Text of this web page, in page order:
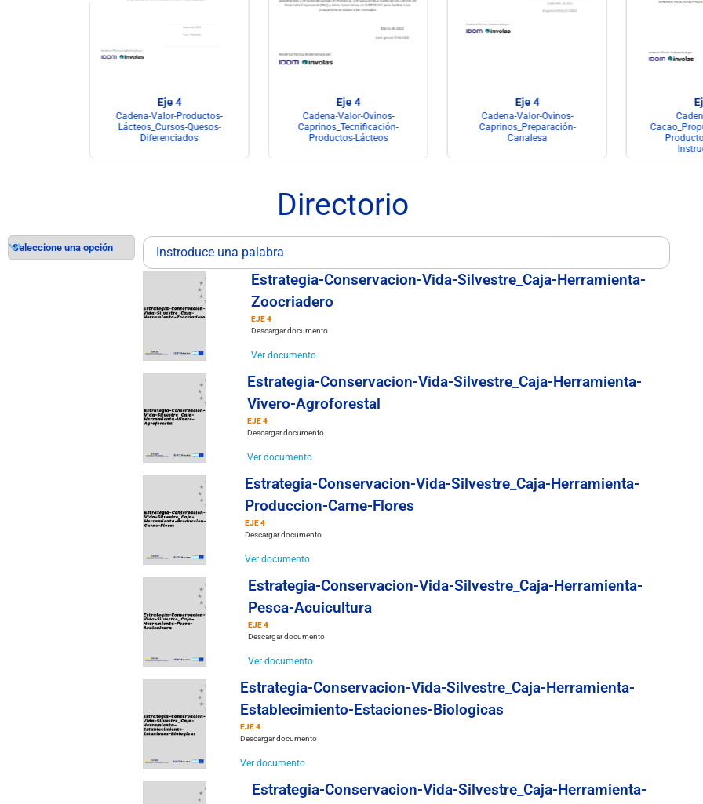
Eje 4
Cadena-Valor-Productos-
Lácteos_Cursos-Quesos-
Diferenciados
Eje 4
Cadena-Valor-Ovinos-
Caprinos_Tecnificación-
Productos-Lácteos
Eje 4
Cadena-Valor-Ovinos-
Caprinos_Preparación-
Canalesa
Directorio
Estrategia-Conservacion-Vida-Silvestre_Caja-Herramienta-
Zoocriadero
EJE 4
Descargar documento
Ver documento
Estrategia-Conservacion-Vida-Silvestre_Caja-Herramienta-
Vivero-Agroforestal
EJE 4
Descargar documento
Ver documento
Estrategia-Conservacion-Vida-Silvestre_Caja-Herramienta-
Produccion-Carne-Flores
EJE 4
Descargar documento
Ver documento
Estrategia-Conservacion-Vida-Silvestre_Caja-Herramienta-
Pesca-Acuicultura
EJE 4
Descargar documento
Ver documento
Estrategia-Conservacion-Vida-Silvestre_Caja-Herramienta-
Establecimiento-Estaciones-Biologicas
EJE 4
Descargar documento
Ver documento
Estrategia-Conservacion-Vida-Silvestre_Caja-Herramienta-